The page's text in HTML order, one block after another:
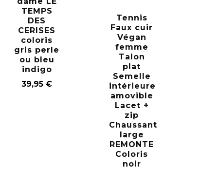
TEMPS
DES
CERISES
coloris
gris perle
ou bleu
indigo
39,95€
Tennis
Faux cuir
Végan
femme
Talon
plat
Semelle
intérieure
amovible
Lacet +
zip
Chaussant
large
REMONTE
Coloris
noir